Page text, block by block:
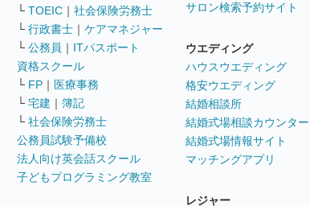
└ TOEIC ｜ 社会保険労務士
└ 行政書士 ｜ ケアマネジャー
└ 公務員 ｜ ITパスポート
資格スクール
└ FP ｜ 医療事務
└ 宅建 ｜ 簿記
└ 社会保険労務士
公務員試験予備校
法人向け英会話スクール
子どもプログラミング教室
サロン検索予約サイト
ウエディング
ハウスウエディング
格安ウエディング
結婚相談所
結婚式場相談カウンター
結婚式場情報サイト
マッチングアプリ
レジャー